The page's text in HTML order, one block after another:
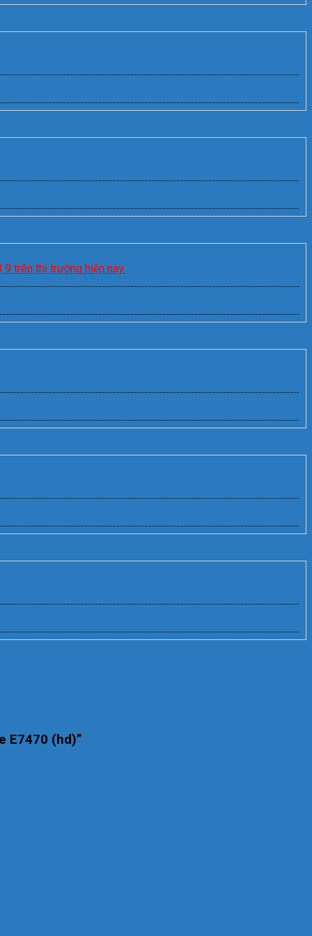
trên thị trường hiện nay.
E7470 (hd)”